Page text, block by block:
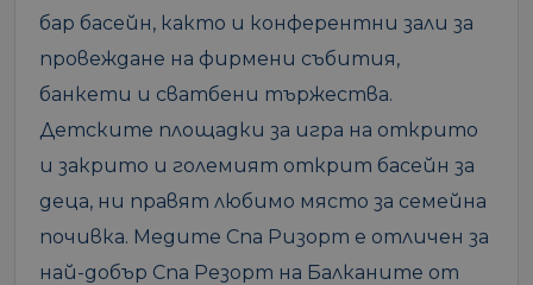
бар басейн, както и конферентни зали за
провеждане на фирмени събития,
банкети и сватбени тържества.
Детските площадки за игра на открито
и закрито и големият открит басейн за
деца, ни правят любимо място за семейна
почивка. Медите Спа Ризорт е отличен за
най-добър Спа Резорт на Балканите от